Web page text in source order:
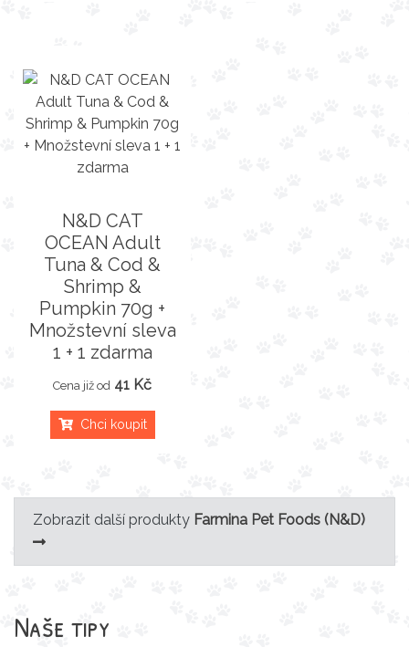
N&D CAT
OCEAN Adult
Tuna & Cod &
Shrimp &
Pumpkin 70g +
Množstevní sleva
1 + 1 zdarma
Cena již od 41 Kč
Chci koupit
Zobrazit další produkty Farmina Pet Foods (N&D)
Naše tipy